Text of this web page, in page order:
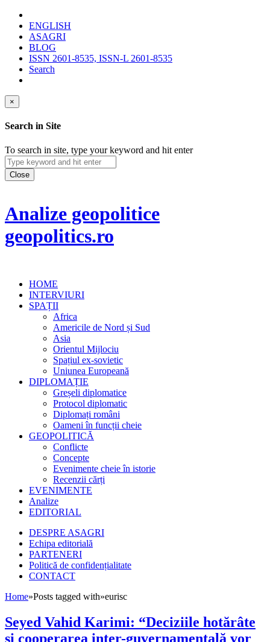
ENGLISH
ASAGRI
BLOG
ISSN 2601-8535, ISSN-L 2601-8535
Search
×
Search in Site
To search in site, type your keyword and hit enter
Close
Analize geopolitice
geopolitics.ro
HOME
INTERVIURI
SPAȚII
Africa
Americile de Nord și Sud
Asia
Orientul Mijlociu
Spațiul ex-sovietic
Uniunea Europeană
DIPLOMAȚIE
Greșeli diplomatice
Protocol diplomatic
Diplomați români
Oameni în funcții cheie
GEOPOLITICĂ
Conflicte
Concepte
Evenimente cheie în istorie
Recenzii cărți
EVENIMENTE
Analize
EDITORIAL
DESPRE ASAGRI
Echipa editorială
PARTENERI
Politică de confidențialitate
CONTACT
Home»Posts tagged with»eurisc
Seyed Vahid Karimi: “Deciziile hotărâte
și cooperarea inter-guvernamentală vor